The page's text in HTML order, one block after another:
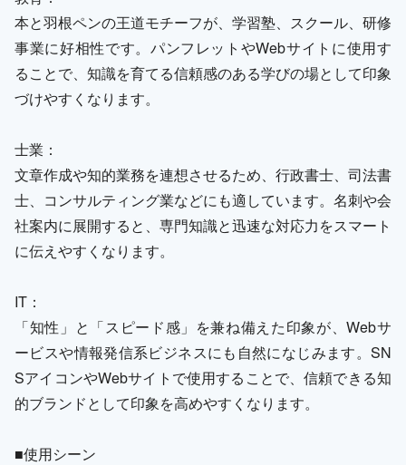
本と羽根ペンの王道モチーフが、学習塾、スクール、研修
事業に好相性です。パンフレットやWebサイトに使用す
ることで、知識を育てる信頼感のある学びの場として印象
づけやすくなります。
士業：
文章作成や知的業務を連想させるため、行政書士、司法書
士、コンサルティング業などにも適しています。名刺や会
社案内に展開すると、専門知識と迅速な対応力をスマート
に伝えやすくなります。
IT：
「知性」と「スピード感」を兼ね備えた印象が、Webサ
ービスや情報発信系ビジネスにも自然になじみます。SN
SアイコンやWebサイトで使用することで、信頼できる知
的ブランドとして印象を高めやすくなります。
■使用シーン